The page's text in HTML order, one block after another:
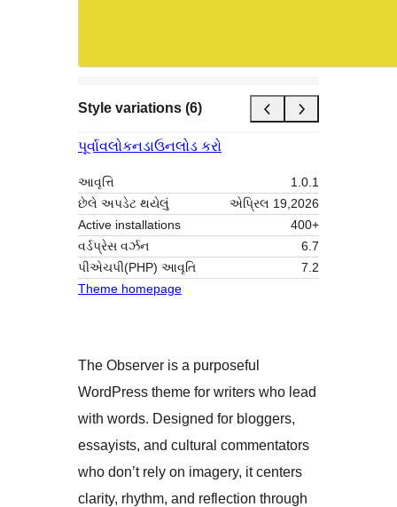
Style variations (6)
પૂર્વાવલોકનડાઉનલોડ કરો
આવૃત્તિ
1.0.1
છેલે અપડેટ થયેલું
એપ્રિલ 19,2026
Active installations
400+
વર્ડપ્રેસ વર્ઝન
6.7
પીએચપી(PHP) આવૃતિ
7.2
Theme homepage
The Observer is a purposeful
WordPress theme for writers who lead
with words. Designed for bloggers,
essayists, and cultural commentators
who don’t rely on imagery, it centers
clarity, rhythm, and reflection through